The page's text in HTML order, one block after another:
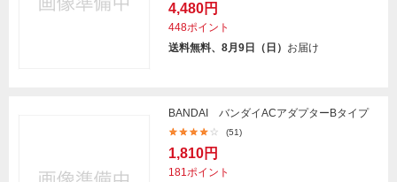
4,480円
448ポイント
送料無料、8月9日（日） お届け
BANDAI バンダイACアダプターBタイプ
(51)
1,810円
181ポイント